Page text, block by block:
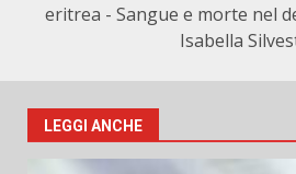
eritrea - Sangue e morte nel
Isabella
LEGGI ANCHE